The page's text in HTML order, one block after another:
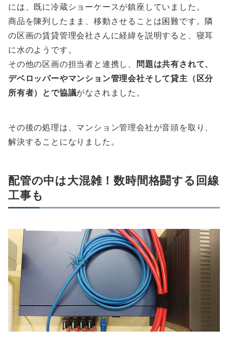
には、既に冷蔵ショーケースが鎮座していました。
商品を陳列したまま、移動させることは困難です。隣
の区画の賃貸管理会社さんに経緯を説明すると、寝耳
に水のようです。
その他の区画の担当者と連携し、 問題は共有されて、
デベロッパーやマンション管理会社そして貸主（区分
所有者）とで協議がなされました。
その後の処理は、マンション管理会社が音頭を取り、
解決することになりました。
配管の中は大混雑！数時間格闘する回線
工事も